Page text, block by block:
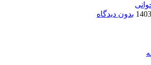
بدون دیدگاه